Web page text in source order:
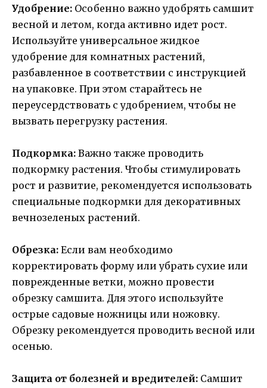
Удобрение: Особенно важно удобрять самшит
весной и летом, когда активно идет рост.
Используйте универсальное жидкое
удобрение для комнатных растений,
разбавленное в соответствии с инструкцией
на упаковке. При этом старайтесь не
переусердствовать с удобрением, чтобы не
вызвать перегрузку растения.
Подкормка: Важно также проводить
подкормку растения. Чтобы стимулировать
рост и развитие, рекомендуется использовать
специальные подкормки для декоративных
вечнозеленых растений.
Обрезка: Если вам необходимо
корректировать форму или убрать сухие или
поврежденные ветки, можно провести
обрезку самшита. Для этого используйте
острые садовые ножницы или ножовку.
Обрезку рекомендуется проводить весной или
осенью.
Защита от болезней и вредителей: Самшит